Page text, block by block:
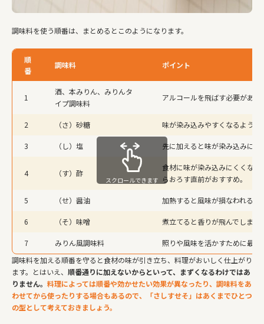
調味料を使う順番は、まとめるとこのようになります。
順
番
調味料 ポイント
1
酒、本みりん、みりんタ
イプ調味料
アルコールを飛ばす必要があ
2 （さ）砂糖 味が染み込みやすくなるよう
3 （し）塩 先に加えると味が染み込みに
4 （す）酢
食材に味が染み込みにくくな
らおろす直前がおすすめ。
5 （せ）醤油 加熱すると風味が損なわれるた
6 （そ）味噌 煮立てると香りが飛んでしまう
7 みりん風調味料 照りや風味を活かすために最後
スクロールできます
調味料を加える順番を守ると食材の味が引き立ち、料理がおいしく仕上がり
ます。とはいえ、 順番通りに加えないからといって、まずくなるわけではあ
りません。 料理によっては順番や効かせたい効果が異なったり、調味料をあ
わせてから使ったりする場合もあるので、「さしすせそ」はあくまでひとつ
の型として考えておきましょう。